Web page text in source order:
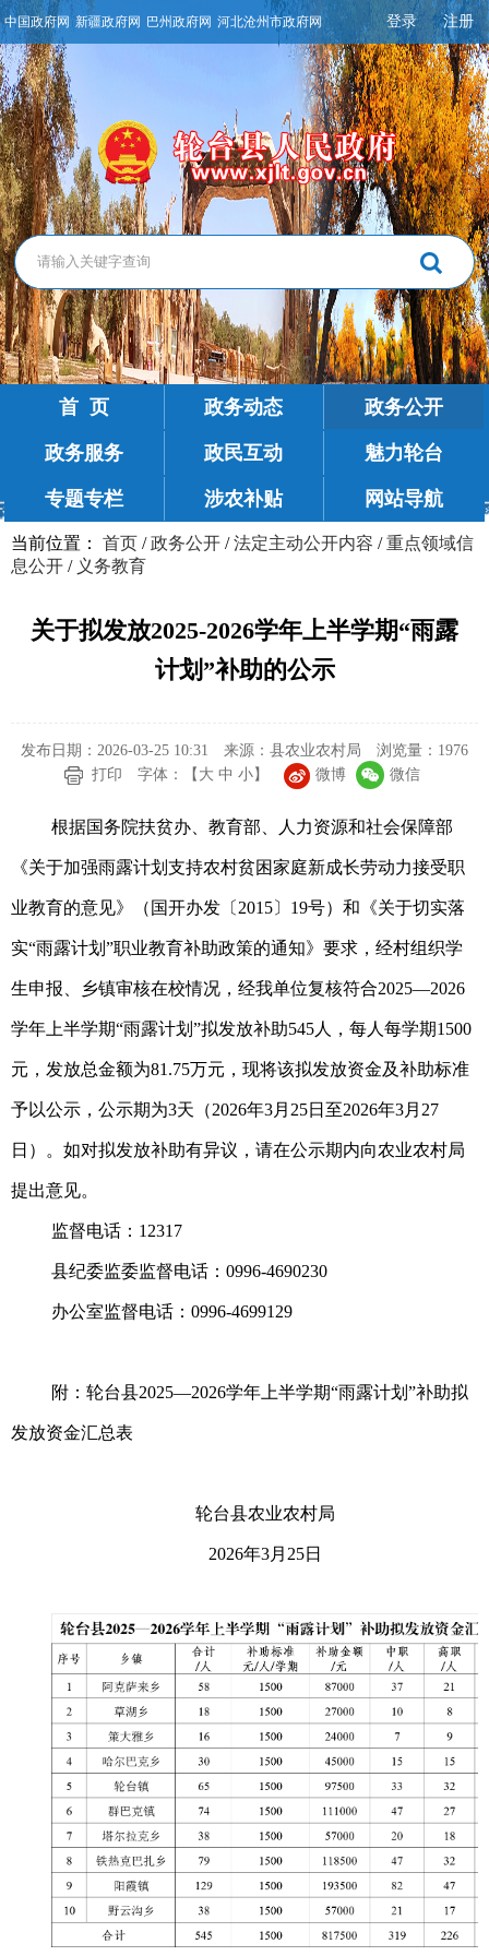
中国政府网 新疆政府网 巴州政府网 河北沧州市政府网 登录 注册
首 页 政务动态 政务公开
政务服务 政民互动 魅力轮台
专题专栏 涉农补贴 网站导航
当前位置： 首页 /政务公开 /法定主动公开内容 /重点领域信
息公开 / 义务教育
关于拟发放2025-2026学年上半学期“雨露
计划”补助的公示
发布日期：2026-03-25 10:31 来源：县农业农村局 浏览量： 1976
打印
字体：【 大 中 小】 微博 微信
根据国务院扶贫办、教育部、人力资源和社会保障部
《关于加强雨露计划支持农村贫困家庭新成长劳动力接受职
业教育的意见》（国开办发〔2015〕19号）和《关于切实落
实“雨露计划”职业教育补助政策的通知》要求，经村组织学
生申报、乡镇审核在校情况，经我单位复核符合2025—2026
学年上半学期“雨露计划”拟发放补助545人，每人每学期1500
元，发放总金额为81.75万元，现将该拟发放资金及补助标准
予以公示，公示期为3天（2026年3月25日至2026年3月27
日）。如对拟发放补助有异议，请在公示期内向农业农村局
提出意见。
监督电话：12317
县纪委监委监督电话：0996-4690230
办公室监督电话：0996-4699129
附：轮台县2025—2026学年上半学期“雨露计划”补助拟
发放资金汇总表
轮台县农业农村局
2026年3月25日